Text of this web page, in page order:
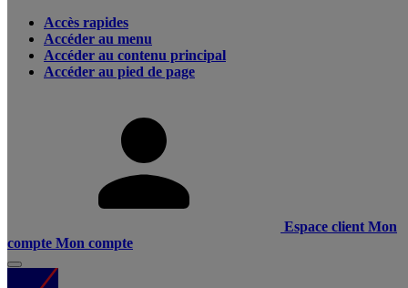
Accès rapides
Accéder au menu
Accéder au contenu principal
Accéder au pied de page
Espace client Mon
compte Mon compte